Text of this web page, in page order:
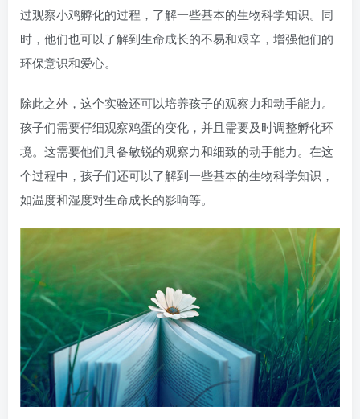
过观察小鸡孵化的过程，了解一些基本的生物科学知识。同
时，他们也可以了解到生命成长的不易和艰辛，增强他们的
环保意识和爱心。
除此之外，这个实验还可以培养孩子的观察力和动手能力。
孩子们需要仔细观察鸡蛋的变化，并且需要及时调整孵化环
境。这需要他们具备敏锐的观察力和细致的动手能力。在这
个过程中，孩子们还可以了解到一些基本的生物科学知识，
如温度和湿度对生命成长的影响等。